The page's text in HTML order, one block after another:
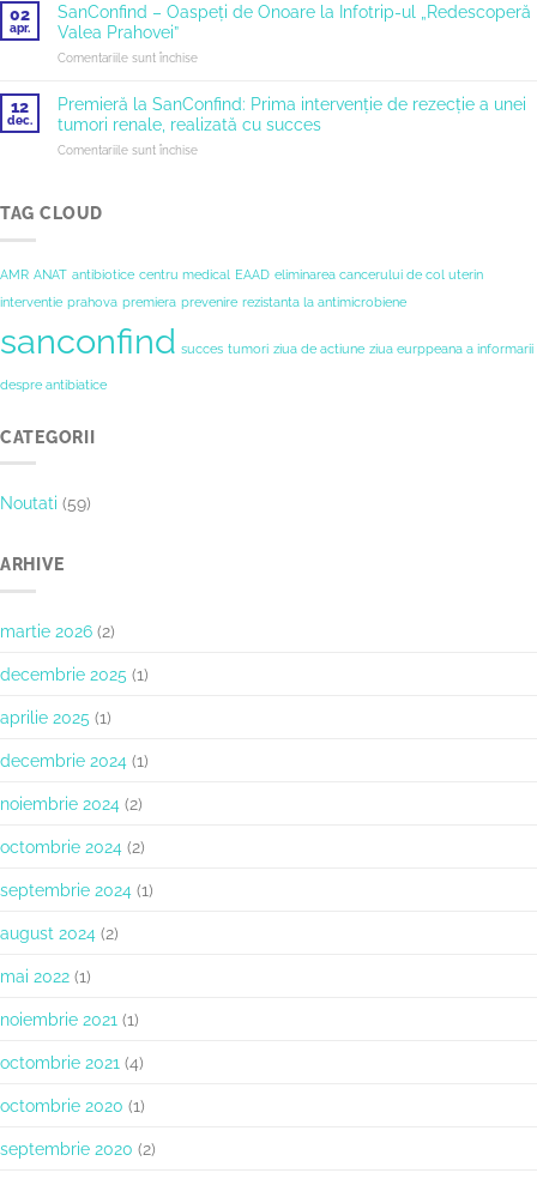
Sanconfind
de
Câmpina
există
la
02
apr.
SanConfind – Oaspeți de Onoare la Infotrip-ul „Redescoperă
Valea Prahovei”
Comentariile sunt închisepentru
Oaspeți
de
Onoare
Prahovei”
12
dec.
Premieră la SanConfind: Prima intervenție de rezecție a unei
tumori renale, realizată cu succes
Comentariile sunt închisepentru
a
tumori
TAG CLOUD
AMR ANAT antibiotice centru medical EAAD eliminarea cancerului de col uterin
interventie prahova premiera prevenire rezistanta la antimicrobiene
sanconfind succes tumori ziua de actiune ziua eurppeana a informarii
despre antibiatice
CATEGORII
Noutati (59)
ARHIVE
martie 2026 (2)
decembrie 2025 (1)
aprilie 2025 (1)
decembrie 2024 (1)
noiembrie 2024 (2)
octombrie 2024 (2)
septembrie 2024 (1)
august 2024 (2)
mai 2022 (1)
noiembrie 2021 (1)
octombrie 2021 (4)
octombrie 2020 (1)
septembrie 2020 (2)